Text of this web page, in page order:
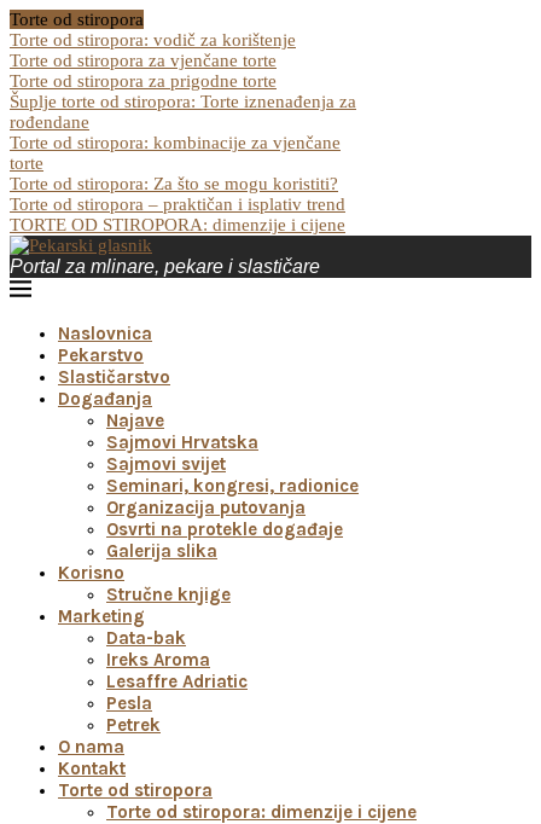
Torte od stiropora
Torte od stiropora: vodič za korištenje
Torte od stiropora za vjenčane torte
Torte od stiropora za prigodne torte
Šuplje torte od stiropora: Torte iznenađenja za
rođendane
Torte od stiropora: kombinacije za vjenčane
torte
Torte od stiropora: Za što se mogu koristiti?
Torte od stiropora – praktičan i isplativ trend
TORTE OD STIROPORA: dimenzije i cijene
Portal za mlinare, pekare i slastičare
Naslovnica
Pekarstvo
Slastičarstvo
Događanja
Najave
Sajmovi Hrvatska
Sajmovi svijet
Seminari, kongresi, radionice
Organizacija putovanja
Osvrti na protekle događaje
Galerija slika
Korisno
Stručne knjige
Marketing
Data-bak
Ireks Aroma
Lesaffre Adriatic
Pesla
Petrek
O nama
Kontakt
Torte od stiropora
Torte od stiropora: dimenzije i cijene